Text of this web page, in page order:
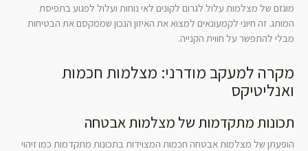
מוגזם של מצלמות עלול לגרום לקונים לאי נוחות ועלול לפגוע בתפיסת
המותג. זה חיוני לקמעונאים למצוא את האיזון הנכון שממקסם את הבטיחות
מבלי להתפשר על חווית הקנייה.
מקרה למעקב מודרני: מצלמות חכמות
ואנליטיקס
תכונות מתקדמות של מצלמות אבטחה
הופעתן של מצלמות אבטחה חכמות המצוידות בתכונות מתקדמות כמו זיהוי